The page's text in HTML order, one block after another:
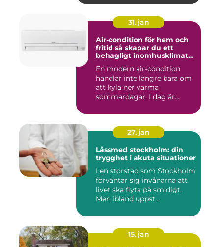
31. jan
Air-condition för hem och
fritid så skapar du ett
behagligt inomhusklimat
En modern air-condition
handlar inte längre bara om
att kyla ner varma
sommardagar. I dag är
27. jan
Låssmed stockholm: din
trygghet i akuta situationer
I en storstad som Stockholm
förväntar sig invånarna att
livet ska flyta på smidigt.
Men ibland uppst...
15. jan